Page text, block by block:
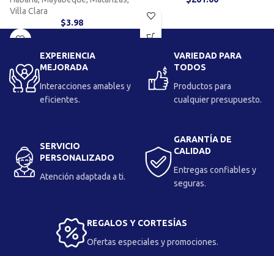
Villa Clara
$3.98
EXPERIENCIA
MEJORADA
Interacciones amables y
eficientes.
VARIEDAD PARA
TODOS
Productos para
cualquier presupuesto.
SERVICIO
PERSONALIZADO
Atención adaptada a ti.
GARANTÍA DE
CALIDAD
Entregas confiables y
seguras.
REGALOS Y CORTESÍAS
Ofertas especiales y promociones.